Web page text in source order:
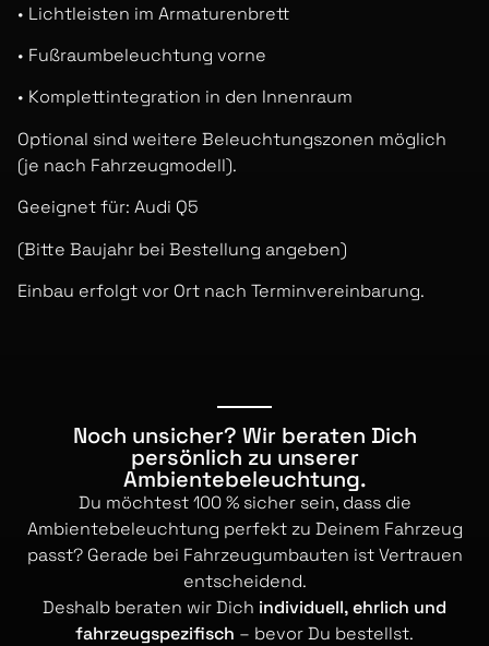
• Lichtleisten im Armaturenbrett
• Fußraumbeleuchtung vorne
• Komplettintegration in den Innenraum
Optional sind weitere Beleuchtungszonen möglich
(je nach Fahrzeugmodell).
Geeignet für: Audi Q5
(Bitte Baujahr bei Bestellung angeben)
Einbau erfolgt vor Ort nach Terminvereinbarung.
Noch unsicher? Wir beraten Dich
persönlich zu unserer
Ambientebeleuchtung.
Du möchtest 100 % sicher sein, dass die
Ambientebeleuchtung perfekt zu Deinem Fahrzeug
passt? Gerade bei Fahrzeugumbauten ist Vertrauen
entscheidend.
Deshalb beraten wir Dich individuell, ehrlich und
fahrzeugspezifisch – bevor Du bestellst.